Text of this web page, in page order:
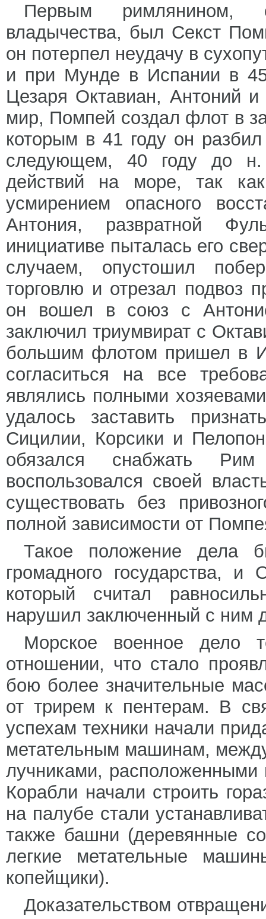
Первым римлянином,
владычества, был Секст
он потерпел неудачу в
и при Мунде в Испании в
Цезаря Октавиан, Антоний
мир, Помпей создал флот в
которым в 41 году он
следующем, 40 году до
действий на море, так
усмирением опасного
Антония, развратной
инициативе пыталась его
случаем, опустошил
торговлю и отрезал подвоз
он вошел в союз с
заключил триумвират с
большим флотом пришел в
согласиться на все
являлись полными
удалось заставить
Сицилии, Корсики и
обязался снабжать
воспользовался своей
существовать без
полной зависимости от
Такое положение дела
громадного государства, и
который считал
нарушил заключенный с ним
Морское военное дело
отношении, что стало
бою более значительные
от трирем к пентерам. В
успехам техники начали
метательным машинам,
лучниками,
Корабли начали строить
на палубе стали
также башни (деревянные
легкие метательные
копейщики).
Доказательством